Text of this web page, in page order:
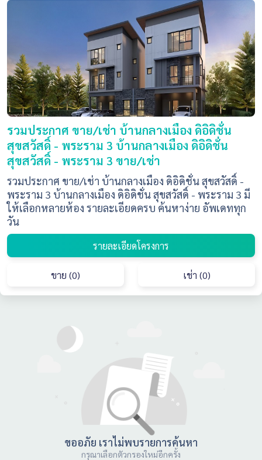
รวมประกาศ ขาย/เช่า บ้านกลางเมือง ดิอิดิชั่น
สุขสวัสดิ์ - พระราม 3 บ้านกลางเมือง ดิอิดิชั่น
สุขสวัสดิ์ - พระราม 3 ขาย/เช่า
รวมประกาศ ขาย/เช่า บ้านกลางเมือง ดิอิดิชั่น สุขสวัสดิ์ -
พระราม 3 บ้านกลางเมือง ดิอิดิชั่น สุขสวัสดิ์ - พระราม 3 มี
ให้เลือกหลายห้อง รายละเอียดครบ ค้นหาง่าย อัพเดททุก
วัน
รายละเอียดโครงการ
ขาย (0) เช่า (0)
ขออภัย เราไม่พบรายการค้นหา
กรุณาเลือกตัวกรองใหม่อีกครั้ง